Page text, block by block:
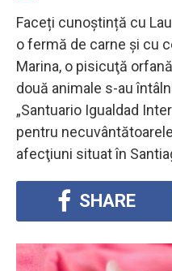
Faceți cunoștință cu
o fermă de carne și cu
Marina, o pisicuţă
două animale s-au
„Santuario Igualdad
pentru
afecţiuni situat în
SHARE